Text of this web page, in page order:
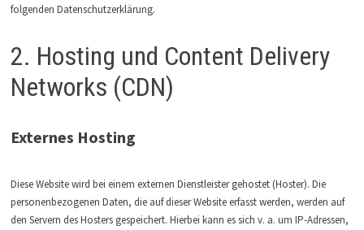
folgenden Datenschutzerklärung.
2. Hosting und Content Delivery
Networks (CDN)
Externes Hosting
Diese Website wird bei einem externen Dienstleister gehostet (Hoster). Die
personenbezogenen Daten, die auf dieser Website erfasst werden, werden auf
den Servern des Hosters gespeichert. Hierbei kann es sich v. a. um IP-Adressen,